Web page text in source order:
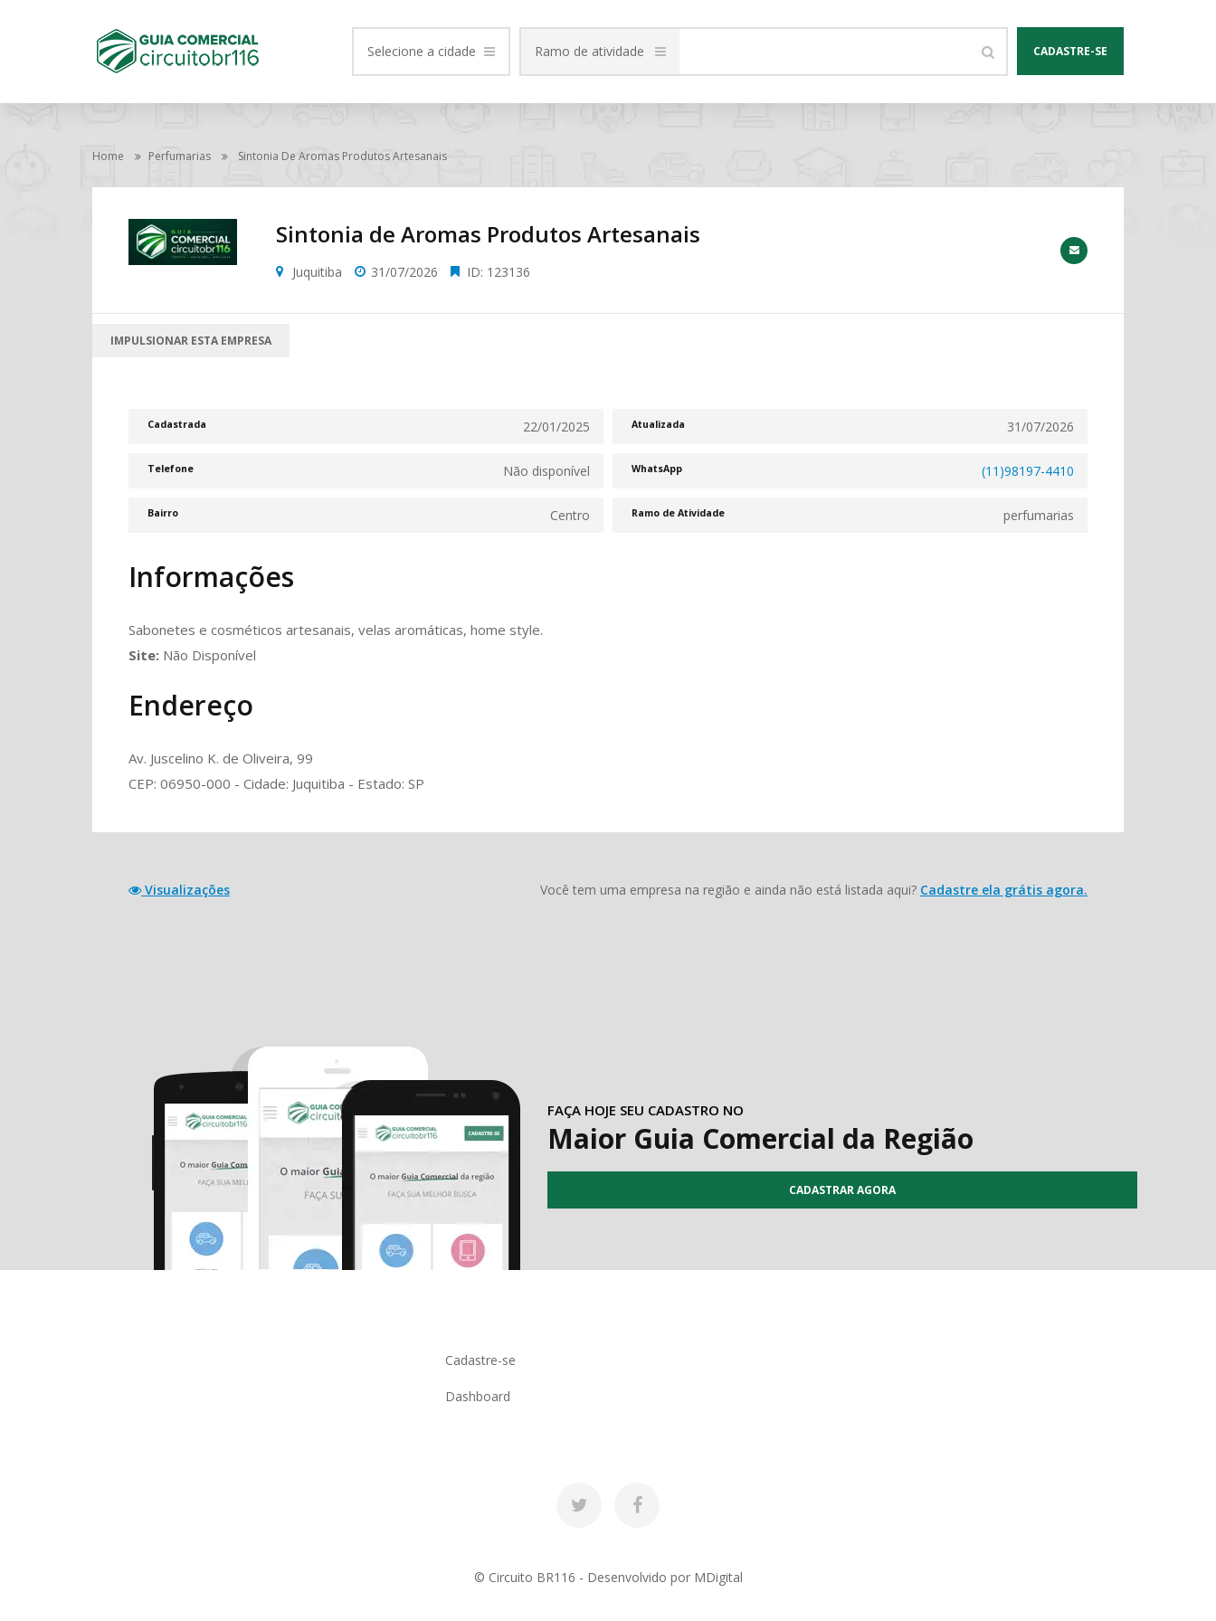
CADASTRE-SE
Selecione a cidade Ramo de atividade
Home Perfumarias Sintonia De Aromas Produtos Artesanais
Sintonia de Aromas Produtos Artesanais
Juquitiba 31/07/2026 ID: 123136
IMPULSIONAR ESTA EMPRESA
Cadastrada 22/01/2025 Atualizada 31/07/2026
Telefone Não disponível WhatsApp (11)98197-4410
Bairro Centro Ramo de Atividade perfumarias
Informações
Sabonetes e cosméticos artesanais, velas aromáticas, home style.
Site: Não Disponível
Endereço
Av. Juscelino K. de Oliveira, 99
CEP: 06950-000 - Cidade: Juquitiba - Estado: SP
Visualizações Você tem uma empresa na região e ainda não está listada aqui? Cadastre ela grátis agora.
FAÇA HOJE SEU CADASTRO NO
Maior Guia Comercial da Região
CADASTRAR AGORA
Cadastre-se
Dashboard
© Circuito BR116 - Desenvolvido por MDigital